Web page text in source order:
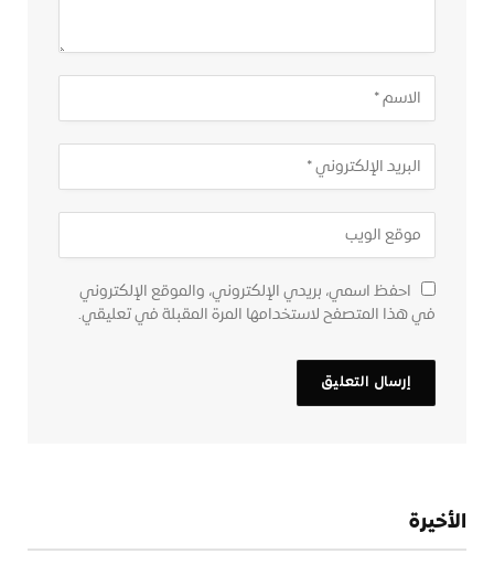
احفظ اسمي، بريدي الإلكتروني، والموقع الإلكتروني
في هذا المتصفح لاستخدامها المرة المقبلة في تعليقي.
الأخيرة